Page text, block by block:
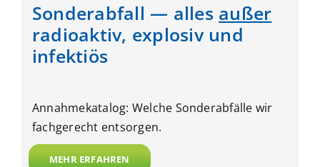
Sonderabfall — alles außer
radioaktiv, explosiv und
infektiös
Annahmekatalog: Welche Sonderabfälle wir
fachgerecht entsorgen.
MEHR ERFAHREN